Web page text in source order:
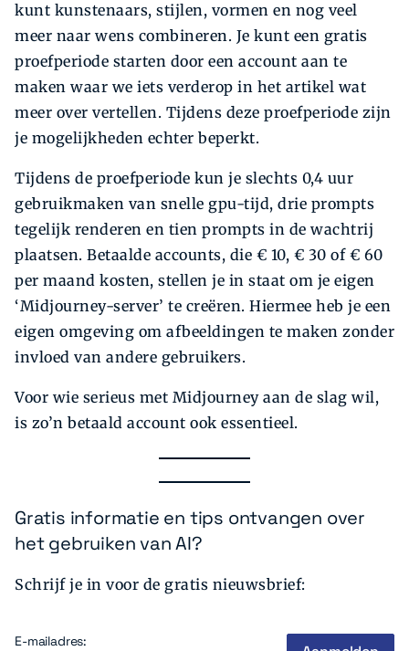
kunt kunstenaars, stijlen, vormen en nog veel
meer naar wens combineren. Je kunt een gratis
proefperiode starten door een account aan te
maken waar we iets verderop in het artikel wat
meer over vertellen. Tijdens deze proefperiode zijn
je mogelijkheden echter beperkt.
Tijdens de proefperiode kun je slechts 0,4 uur
gebruikmaken van snelle gpu-tijd, drie prompts
tegelijk renderen en tien prompts in de wachtrij
plaatsen. Betaalde accounts, die € 10, € 30 of € 60
per maand kosten, stellen je in staat om je eigen
‘Midjourney-server’ te creëren. Hiermee heb je een
eigen omgeving om afbeeldingen te maken zonder
invloed van andere gebruikers.
Voor wie serieus met Midjourney aan de slag wil,
is zo’n betaald account ook essentieel.
Gratis informatie en tips ontvangen over
het gebruiken van AI?
Schrijf je in voor de gratis nieuwsbrief:
E-mailadres: